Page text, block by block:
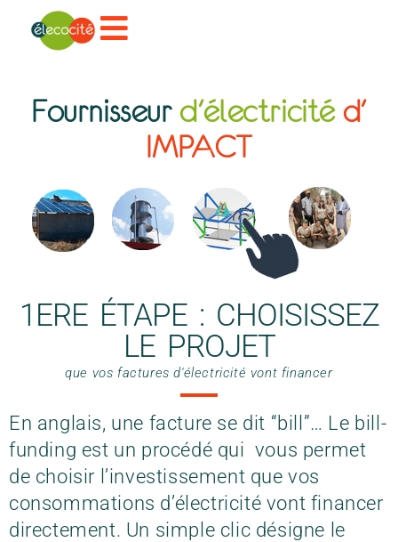
Fournisseurd'électricité d'
IMPACT
1ERE ÉTAPE : CHOISISSEZ
LE PROJET
que vos factures d'électricité vont financer
En anglais, une facture se dit “bill”… Le bill-
funding est un procédé qui vous permet
de choisir l’investissement que vos
consommations d’électricité vont financer
directement. Un simple clic désigne le